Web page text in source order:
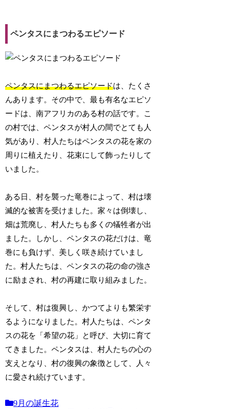
ペンタスにまつわるエピソード
ペンタスにまつわるエピソードは、たくさ
んあります。その中で、最も有名なエピソ
ードは、南アフリカのある村の話です。こ
の村では、ペンタスが村人の間でとても人
気があり、村人たちはペンタスの花を家の
周りに植えたり、花束にして飾ったりして
いました。
ある日、村を襲った竜巻によって、村は壊
滅的な被害を受けました。家々は倒壊し、
畑は荒廃し、村人たちも多くの犠牲者が出
ました。しかし、ペンタスの花だけは、竜
巻にも負けず、美しく咲き続けていまし
た。村人たちは、ペンタスの花の命の強さ
に励まされ、村の再建に取り組みました。
そして、村は復興し、かつてよりも繁栄す
るようになりました。村人たちは、ペンタ
スの花を「希望の花」と呼び、大切に育て
てきました。ペンタスは、村人たちの心の
支えとなり、村の復興の象徴として、人々
に愛され続けています。
9月の誕生花